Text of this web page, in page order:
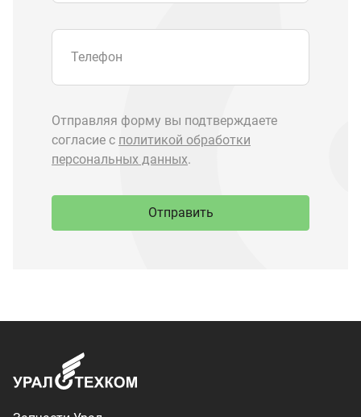
Запчасти Урал
Запчасти Камаз
Спецпредложения
Доставка и оплата